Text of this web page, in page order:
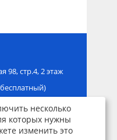
98, стр.4, 2 этаж
несколько
которых нужны
изменить это